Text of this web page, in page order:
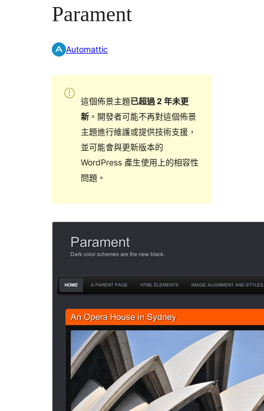
Parament
Automattic
這個佈景主題已超過 2 年未更
新。開發者可能不再對這個佈景
主題進行維護或提供技術支援，
並可能會與更新版本的
WordPress 產生使用上的相容性
問題。